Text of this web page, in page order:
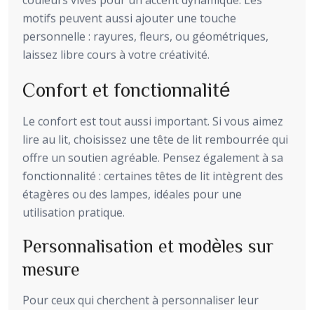
motifs peuvent aussi ajouter une touche
personnelle : rayures, fleurs, ou géométriques,
laissez libre cours à votre créativité.
Confort et fonctionnalité
Le confort est tout aussi important. Si vous aimez
lire au lit, choisissez une tête de lit rembourrée qui
offre un soutien agréable. Pensez également à sa
fonctionnalité : certaines têtes de lit intègrent des
étagères ou des lampes, idéales pour une
utilisation pratique.
Personnalisation et modèles sur
mesure
Pour ceux qui cherchent à personnaliser leur